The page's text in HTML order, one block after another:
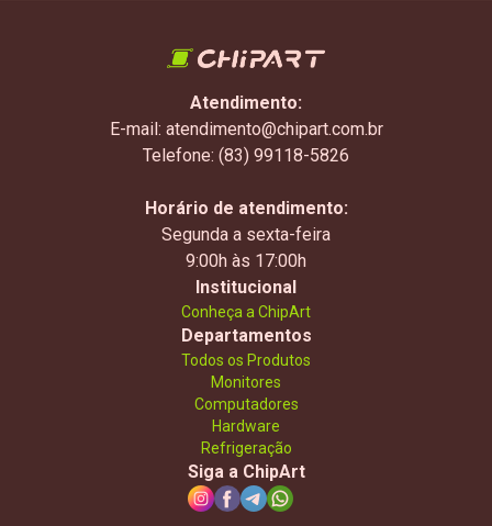
Atendimento:
E-mail: atendimento@chipart.com.br
Telefone: (83) 99118-5826
Horário de atendimento:
Segunda a sexta-feira
9:00h às 17:00h
Institucional
Conheça a ChipArt
Departamentos
Todos os Produtos
Monitores
Computadores
Hardware
Refrigeração
Siga a ChipArt